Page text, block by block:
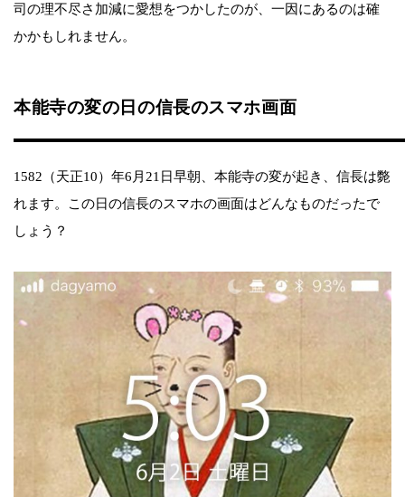
司の理不尽さ加減に愛想をつかしたのが、一因にあるのは確
かかもしれません。
本能寺の変の日の信長のスマホ画面
1582（天正10）年6月21日早朝、本能寺の変が起き、信長は斃
れます。この日の信長のスマホの画面はどんなものだったで
しょう？